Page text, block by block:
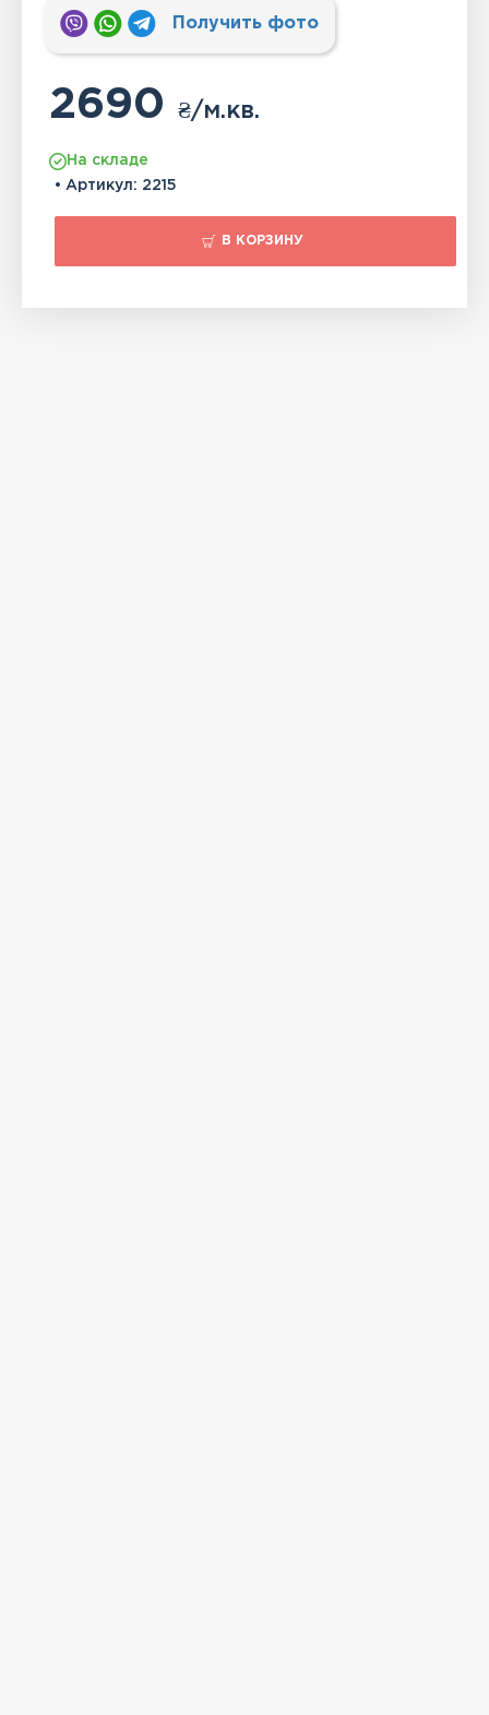
Получить фото
2690₴/м.кв.
На складе
• Артикул: 2215
В КОРЗИНУ